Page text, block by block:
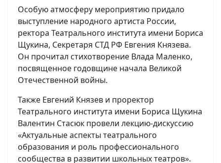
Особую атмосферу мероприятию придало
выступление народного артиста России,
ректора Театрального института имени Бориса
Щукина, Секретаря СТД РФ Евгения Князева.
Он прочитал стихотворение Влада Маленко,
посвященное годовщине начала Великой
Отечественной войны.
Также Евгений Князев и проректор
Театрального института имени Бориса Щукина
Валентин Стасюк провели лекцию-дискуссию
«Актуальные аспекты театрального
образования и роль профессионального
сообщества в развитии школьных театров».